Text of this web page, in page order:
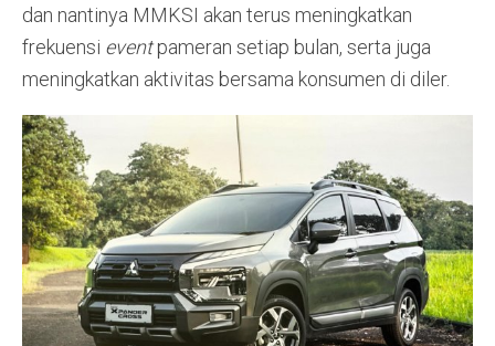
dan nantinya MMKSI akan terus meningkatkan
frekuensi eventpameran setiap bulan, serta juga
meningkatkan aktivitas bersama konsumen di diler.